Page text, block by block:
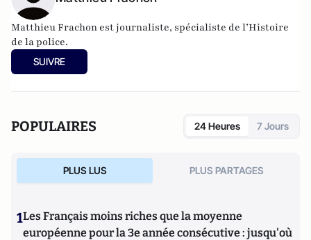
Matthieu Frachon est journaliste, spécialiste de l’Histoire
de la police.
SUIVRE
POPULAIRES 24 Heures 7 Jours
PLUS LUS PLUS PARTAGES
1Les Français moins riches que la moyenne
européenne pour la 3e année consécutive : jusqu'où